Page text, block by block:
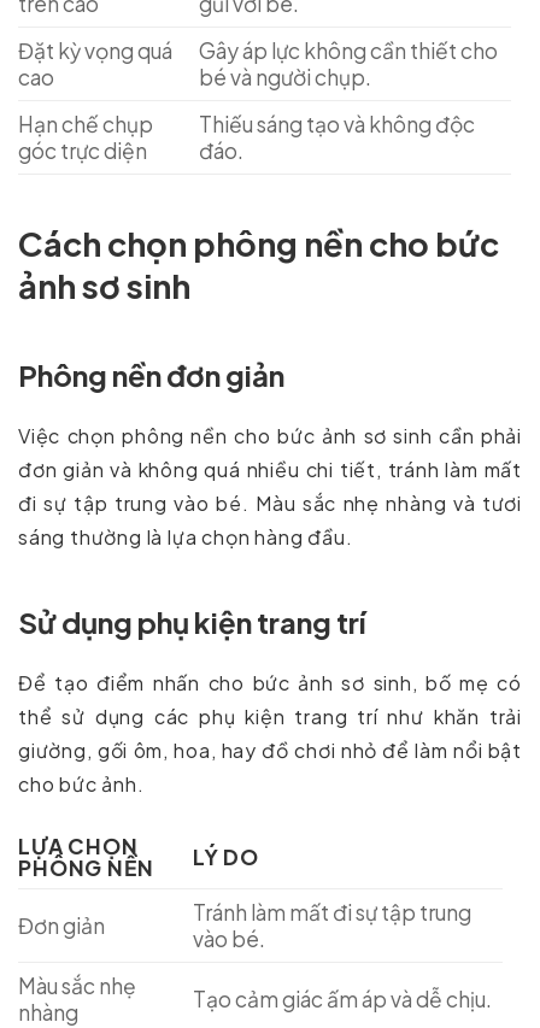
Đặt kỳ vọng quá
cao
Gây áp lực không cần thiết cho
bé và người chụp.
Hạn chế chụp
góc trực diện
Thiếu sáng tạo và không độc
đáo.
Cách chọn phông nền cho bức
ảnh sơ sinh
Phông nền đơn giản
Việc chọn phông nền cho bức ảnh sơ sinh cần phải
đơn giản và không quá nhiều chi tiết, tránh làm mất
đi sự tập trung vào bé. Màu sắc nhẹ nhàng và tươi
sáng thường là lựa chọn hàng đầu.
Sử dụng phụ kiện trang trí
Để tạo điểm nhấn cho bức ảnh sơ sinh, bố mẹ có
thể sử dụng các phụ kiện trang trí như khăn trải
giường, gối ôm, hoa, hay đồ chơi nhỏ để làm nổi bật
cho bức ảnh.
LỰA CHỌN
PHÔNG NỀN
LÝ DO
Đơn giản
Tránh làm mất đi sự tập trung
vào bé.
Màu sắc nhẹ
nhàng
Tạo cảm giác ấm áp và dễ chịu.